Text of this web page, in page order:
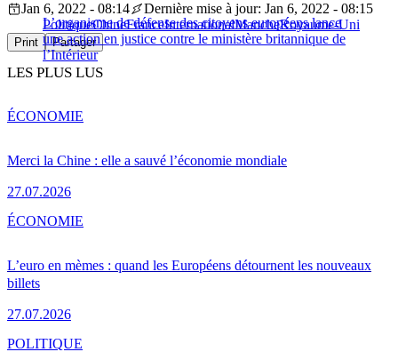
L’organisme de défense des citoyens européens lance
une action en justice contre le ministère britannique de
l’Intérieur
Jan 6, 2022 - 08:14
Dernière mise à jour: Jan 6, 2022 - 08:15
PolitiqueChineFranceInternationalMancheRoyaume-Uni
Print Partager
LES PLUS LUS
Merci la Chine : elle a sauvé l’économie mondiale
27.07.2026
ÉCONOMIE
L’euro en mèmes : quand les Européens détournent les nouveaux
billets
27.07.2026
ÉCONOMIE
POLITIQUE